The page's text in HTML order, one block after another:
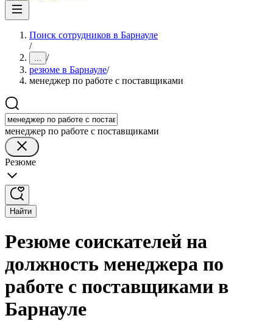
Поиск сотрудников в Барнауле
/
... /
резюме в Барнауле/
менеджер по работе с поставщиками
менеджер по работе с поставщиками
Резюме
Найти
Резюме соискателей на
должность менеджера по
работе с поставщиками в
Барнауле